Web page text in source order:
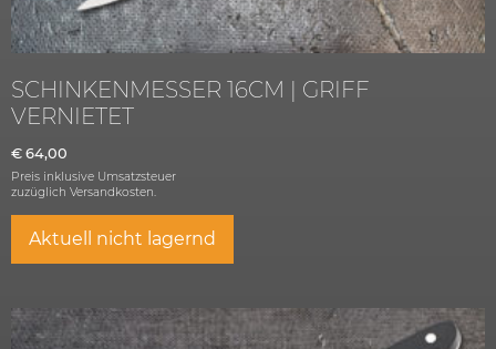
SCHINKENMESSER 16CM | GRIFF
VERNIETET
€ 64,00
Preis inklusive Umsatzsteuer
zuzüglich Versandkosten.
Aktuell nicht lagernd